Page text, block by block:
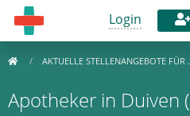
Login
AKTUELLE STELLENANGEBOTE FÜR
Apotheker in Duiven